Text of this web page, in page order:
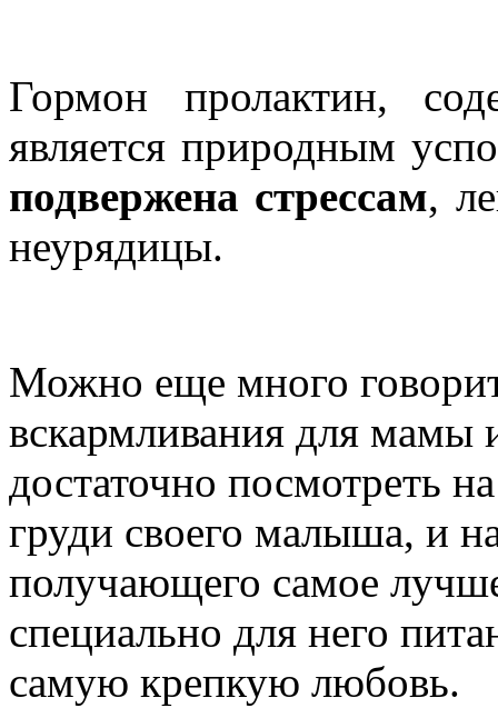
Гормон пролактин,
является природным
подвержена стрессам,
неурядицы.
Можно еще много
вскармливания для мамы
достаточно посмотреть
груди своего малыша, и
получающего самое
специально для него
самую крепкую любовь.